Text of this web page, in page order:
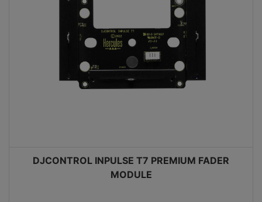
DJCONTROL INPULSE T7 PREMIUM FADER
MODULE